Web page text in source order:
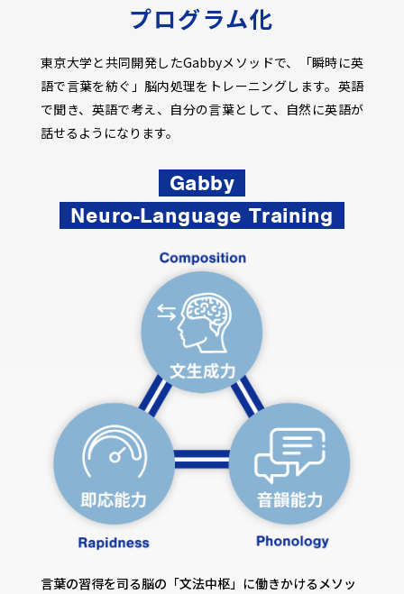
プログラム化
東京大学と共同開発したGabbyメソッドで、「瞬時に英
語で言葉を紡ぐ」脳内処理をトレーニングします。英語
で聞き、英語で考え、自分の言葉として、自然に英語が
話せるようになります。
Gabby
Neuro-Language Training
言葉の習得を司る脳の「文法中枢」に働きかけるメソッ